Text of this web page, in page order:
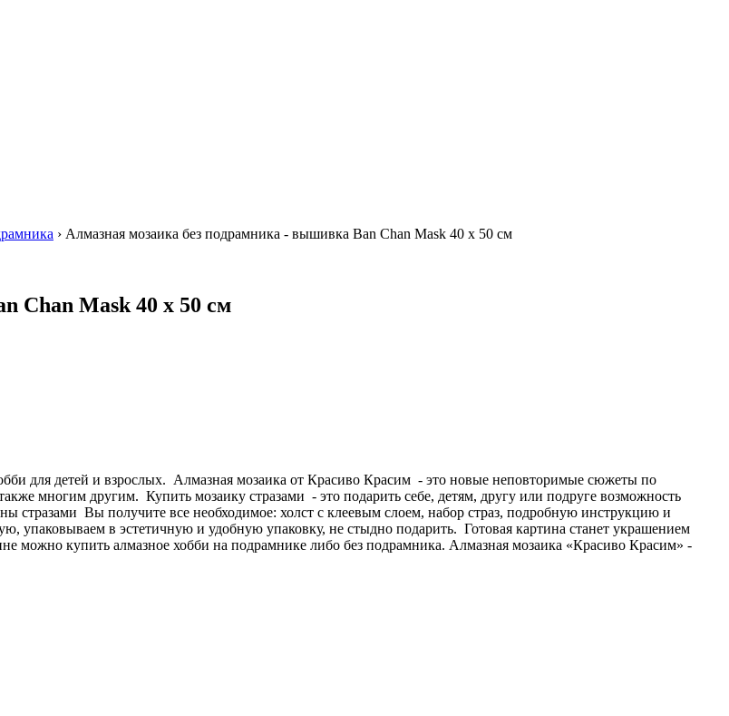
› Алмазная мозаика без подрамника - вышивка Ban Chan Mask 40 х 50 см
Chan Mask 40 х 50 см
для детей и взрослых. Алмазная мозаика от Красиво Красим - это новые неповторимые сюжеты по
многим другим. Купить мозаику стразами - это подарить себе, детям, другу или подруге возможность
стразами Вы получите все необходимое: холст с клеевым слоем, набор страз, подробную инструкцию и
в эстетичную и удобную упаковку, не стыдно подарить. Готовая картина станет украшением
можно купить алмазное хобби на подрамнике либо без подрамника. Алмазная мозаика «Красиво Красим» -